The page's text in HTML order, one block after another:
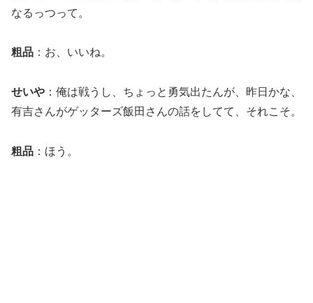
なるっつって。
粗品 ：お、いいね。
せいや ：俺は戦うし、ちょっと勇気出たんが、昨日かな、
有吉さんがゲッターズ飯田さんの話をしてて、それこそ。
粗品 ：ほう。